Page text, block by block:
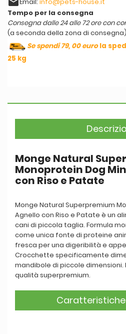
Tempo per la consegna
Consegna dalle 24 alle 72 ore con
(a seconda della zona di consegna)
Se spendi 79, 00 eurola
25 kg
Monge Natural
Monoprotein Dog
con Riso e Patate
Monge Natural Superpremium
Agnello con Riso e Patate è un
cani di piccola taglia. Formula
come unica fonte di proteine
fresca per una digeribilità e
Crocchette specificamente
mandibole di piccole
qualità superpremium.